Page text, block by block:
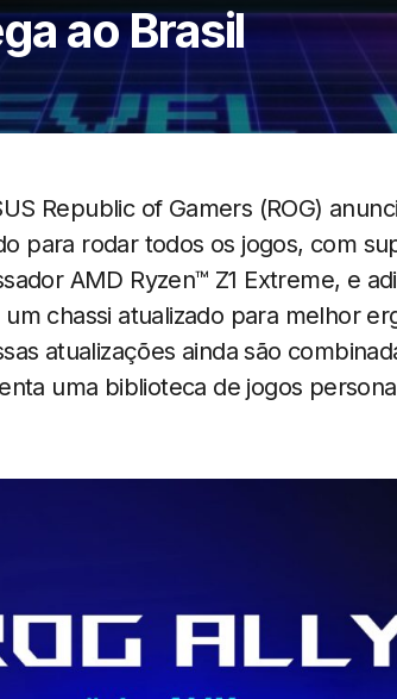
ao Brasil
Republic of Gamers (ROG)
para rodar todos os jogos, com
AMD Ryzen™ Z1 Extreme, e
chassi atualizado para melhor
atualizações ainda são
uma biblioteca de jogos